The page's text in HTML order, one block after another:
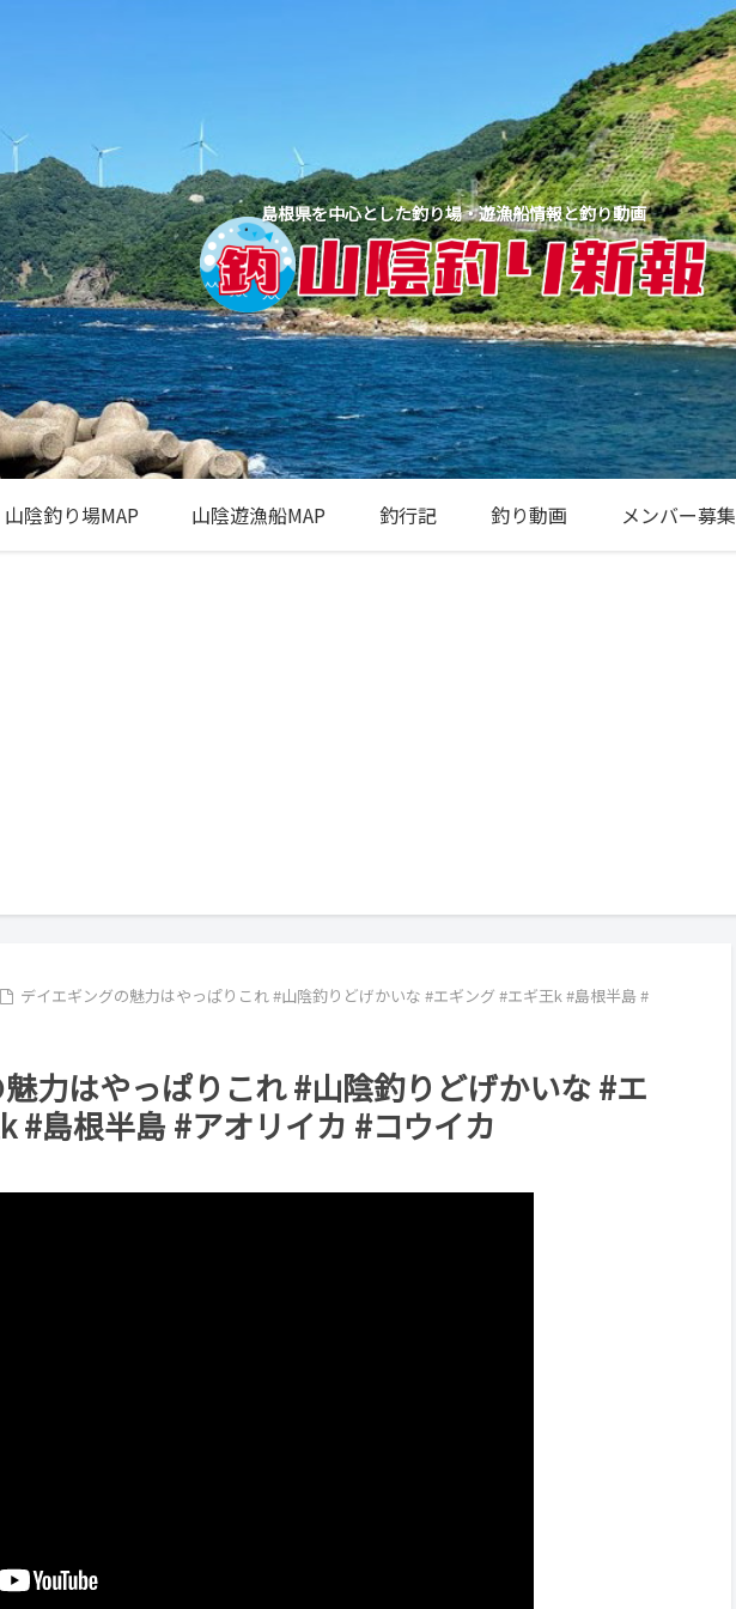
島根県を中心とした釣り場・遊漁船情報と釣り動画
山陰釣り場MAP 山陰遊漁船MAP 釣行記 釣り動画 メンバー募集
デイエギングの魅力はやっぱりこれ #山陰釣りどげかいな #エギング #エギ王k #島根半島 #
力はやっぱりこれ #山陰釣りどげかいな #エ
#島根半島 #アオリイカ #コウイカ